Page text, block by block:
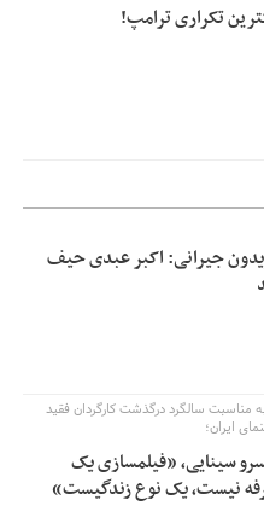
تکراری ترامپ!
جیرانی: اکبر عبدی حیف
مناسبت سالگرد درگذشت کارگردان فقید
ایران؛
سینایی، «فیلمسازی یک
نیست، یک نوع زندگیست»